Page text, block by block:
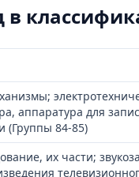
в
аппаратура для
(Группы 84-85)
их части;